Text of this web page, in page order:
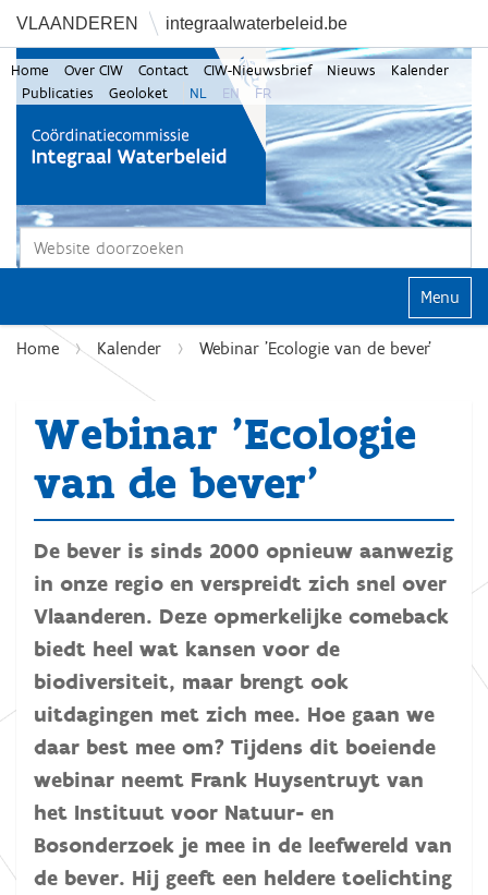
VLAANDEREN integraalwaterbeleid.be
Zoek
Home Over CIW Contact CIW-Nieuwsbrief Nieuws
Kalender
Publicaties
Geoloket NL EN FR
Klap
Home Kalender Webinar 'Ecologie van de bever'
Webinar 'Ecologie
van de bever'
De bever is sinds 2000 opnieuw aanwezig
in onze regio en verspreidt zich snel over
Vlaanderen. Deze opmerkelijke comeback
biedt heel wat kansen voor de
biodiversiteit, maar brengt ook
uitdagingen met zich mee. Hoe gaan we
daar best mee om? Tijdens dit boeiende
webinar neemt Frank Huysentruyt van
het Instituut voor Natuur- en
Bosonderzoek je mee in de leefwereld van
de bever. Hij geeft een heldere toelichting